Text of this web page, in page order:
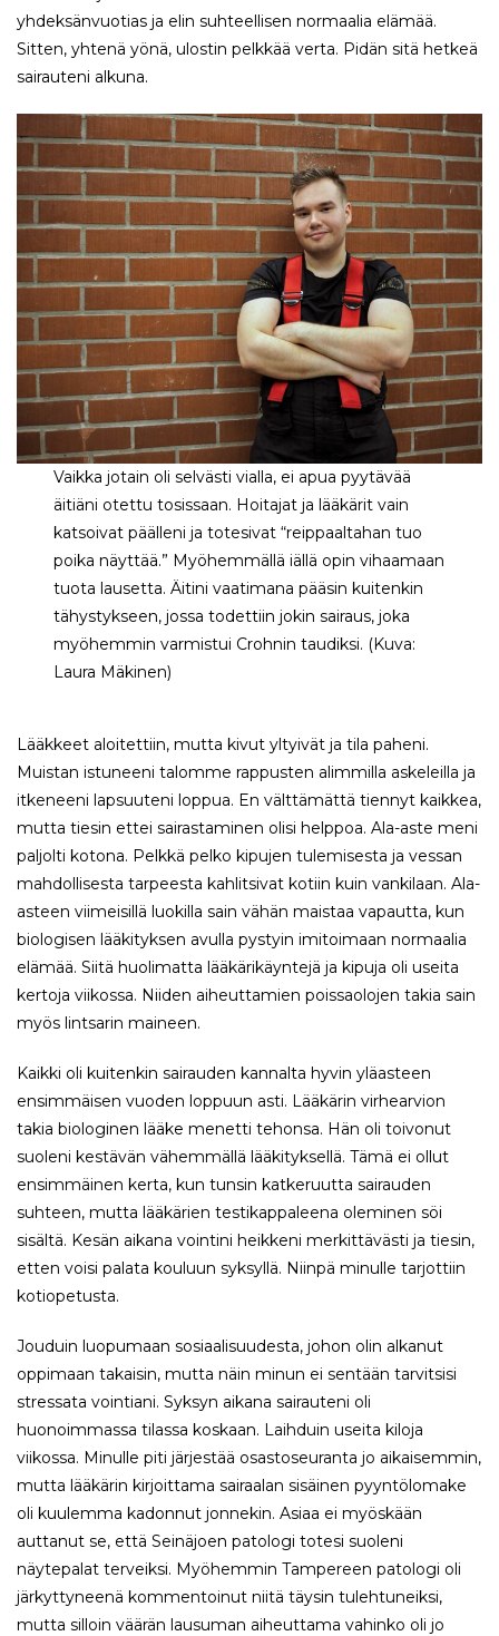
yhdeksänvuotias ja elin suhteellisen normaalia elämää.
Sitten, yhtenä yönä, ulostin pelkkää verta. Pidän sitä hetkeä
sairauteni alkuna.
Vaikka jotain oli selvästi vialla, ei apua pyytävää
äitiäni otettu tosissaan. Hoitajat ja lääkärit vain
katsoivat päälleni ja totesivat “reippaaltahan tuo
poika näyttää.” Myöhemmällä iällä opin vihaamaan
tuota lausetta. Äitini vaatimana pääsin kuitenkin
tähystykseen, jossa todettiin jokin sairaus, joka
myöhemmin varmistui Crohnin taudiksi. (Kuva:
Laura Mäkinen)
Lääkkeet aloitettiin, mutta kivut yltyivät ja tila paheni.
Muistan istuneeni talomme rappusten alimmilla askeleilla ja
itkeneeni lapsuuteni loppua. En välttämättä tiennyt kaikkea,
mutta tiesin ettei sairastaminen olisi helppoa. Ala-aste meni
paljolti kotona. Pelkkä pelko kipujen tulemisesta ja vessan
mahdollisesta tarpeesta kahlitsivat kotiin kuin vankilaan. Ala-
asteen viimeisillä luokilla sain vähän maistaa vapautta, kun
biologisen lääkityksen avulla pystyin imitoimaan normaalia
elämää. Siitä huolimatta lääkärikäyntejä ja kipuja oli useita
kertoja viikossa. Niiden aiheuttamien poissaolojen takia sain
myös lintsarin maineen.
Kaikki oli kuitenkin sairauden kannalta hyvin yläasteen
ensimmäisen vuoden loppuun asti. Lääkärin virhearvion
takia biologinen lääke menetti tehonsa. Hän oli toivonut
suoleni kestävän vähemmällä lääkityksellä. Tämä ei ollut
ensimmäinen kerta, kun tunsin katkeruutta sairauden
suhteen, mutta lääkärien testikappaleena oleminen söi
sisältä. Kesän aikana vointini heikkeni merkittävästi ja tiesin,
etten voisi palata kouluun syksyllä. Niinpä minulle tarjottiin
kotiopetusta.
Jouduin luopumaan sosiaalisuudesta, johon olin alkanut
oppimaan takaisin, mutta näin minun ei sentään tarvitsisi
stressata vointiani. Syksyn aikana sairauteni oli
huonoimmassa tilassa koskaan. Laihduin useita kiloja
viikossa. Minulle piti järjestää osastoseuranta jo aikaisemmin,
mutta lääkärin kirjoittama sairaalan sisäinen pyyntölomake
oli kuulemma kadonnut jonnekin. Asiaa ei myöskään
auttanut se, että Seinäjoen patologi totesi suoleni
näytepalat terveiksi. Myöhemmin Tampereen patologi oli
järkyttyneenä kommentoinut niitä täysin tulehtuneiksi,
mutta silloin väärän lausuman aiheuttama vahinko oli jo